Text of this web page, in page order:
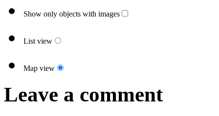
Show only objects with images
List view
Map view
Leave a comment